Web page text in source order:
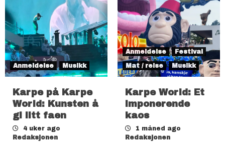
Anmeldelse Musikk
Karpe på Karpe
World: Kunsten å
gi litt faen
4 uker ago
Redaksjonen
Anmeldelse
Festival
Mat / reise
Musikk
Karpe World: Et
imponerende
kaos
1 måned ago
Redaksjonen